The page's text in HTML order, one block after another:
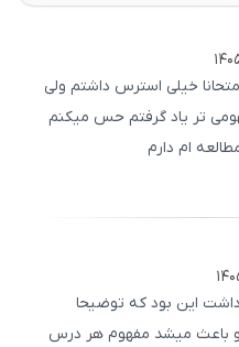
خیلی استرس داشتم ولی
تر یاد گرفتم حس میکنم
ام دارم
این بود که توضیحا
باعث میشد مفهوم هر درس